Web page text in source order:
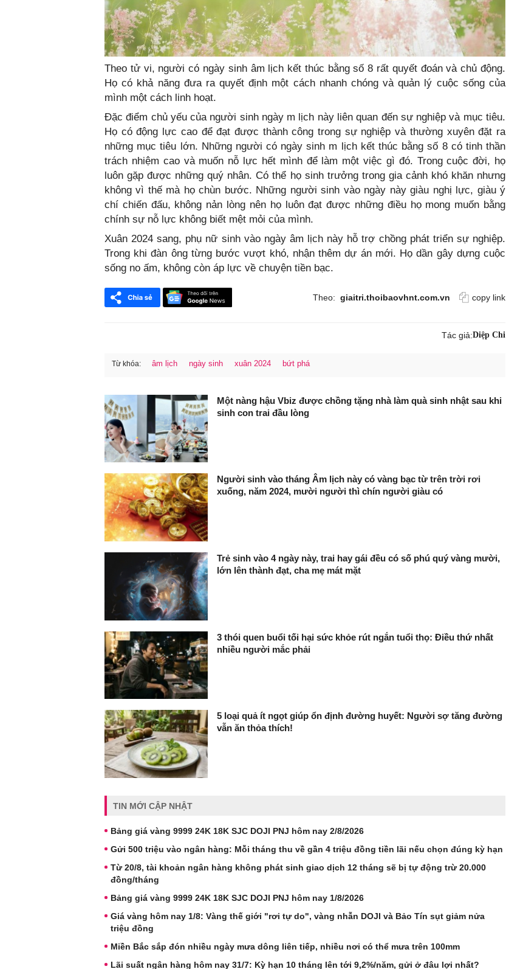
Theo tử vi, người có ngày sinh âm lịch kết thúc bằng số 8 rất quyết đoán và chủ động.
Họ có khả năng đưa ra quyết định một cách nhanh chóng và quản lý cuộc sống của
mình một cách linh hoạt.
Đặc điểm chủ yếu của người sinh ngày m lịch này liên quan đến sự nghiệp và mục tiêu.
Họ có động lực cao để đạt được thành công trong sự nghiệp và thường xuyên đặt ra
những mục tiêu lớn. Những người có ngày sinh m lịch kết thúc bằng số 8 có tinh thần
trách nhiệm cao và muốn nỗ lực hết mình để làm một việc gì đó. Trong cuộc đời, họ
luôn gặp được những quý nhân. Có thể họ sinh trưởng trong gia cảnh khó khăn nhưng
không vì thế mà họ chùn bước. Những người sinh vào ngày này giàu nghị lực, giàu ý
chí chiến đấu, không nản lòng nên họ luôn đạt được những điều họ mong muốn bằng
chính sự nỗ lực không biết mệt mỏi của mình.
Xuân 2024 sang, phụ nữ sinh vào ngày âm lịch này hỗ trợ chồng phát triển sự nghiệp.
Trong khi đàn ông từng bước vượt khó, nhận thêm dự án mới. Họ dần gây dựng cuộc
sống no ấm, không còn áp lực về chuyện tiền bạc.
Theo: giaitri.thoibaovhnt.com.vn copy link
Tác giả:Diệp Chi
Từ khóa: âm lịch ngày sinh xuân 2024 bứt phá
Một nàng hậu Vbiz được chồng tặng nhà làm quà sinh nhật sau khi
sinh con trai đầu lòng
Người sinh vào tháng Âm lịch này có vàng bạc từ trên trời rơi
xuống, năm 2024, mười người thì chín người giàu có
Trẻ sinh vào 4 ngày này, trai hay gái đều có số phú quý vàng mười,
lớn lên thành đạt, cha mẹ mát mặt
3 thói quen buổi tối hại sức khỏe rút ngắn tuổi thọ: Điều thứ nhất
nhiều người mắc phải
5 loại quả ít ngọt giúp ổn định đường huyết: Người sợ tăng đường
vẫn ăn thỏa thích!
TIN MỚI CẬP NHẬT
Bảng giá vàng 9999 24K 18K SJC DOJI PNJ hôm nay 2/8/2026
Gửi 500 triệu vào ngân hàng: Mỗi tháng thu về gần 4 triệu đồng tiền lãi nếu chọn đúng kỳ hạn
Từ 20/8, tài khoản ngân hàng không phát sinh giao dịch 12 tháng sẽ bị tự động trừ 20.000
đồng/tháng
Bảng giá vàng 9999 24K 18K SJC DOJI PNJ hôm nay 1/8/2026
Giá vàng hôm nay 1/8: Vàng thế giới "rơi tự do", vàng nhẫn DOJI và Bảo Tín sụt giảm nửa
triệu đồng
Miền Bắc sắp đón nhiều ngày mưa dông liên tiếp, nhiều nơi có thể mưa trên 100mm
Lãi suất ngân hàng hôm nay 31/7: Kỳ hạn 10 tháng lên tới 9,2%/năm, gửi ở đâu lợi nhất?